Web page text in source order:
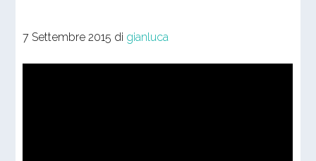
7 Settembre 2015 di gianluca